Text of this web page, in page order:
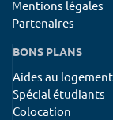
Mentions légales
Partenaires
BONS PLANS
Aides au logement
Spécial étudiants
Colocation